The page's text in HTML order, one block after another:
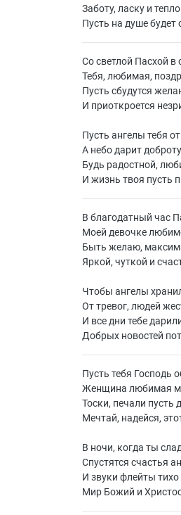
Заботу, ласку и
Пусть на душе будет
Со светлой Пасхой
Тебя, любимая,
Пусть сбудутся
И приоткроется
Пусть ангелы тебя
А небо дарит
Будь радостной,
И жизнь твоя пусть
В благодатный час
Моей девочке
Быть желаю,
Яркой, чуткой и
Чтобы ангелы
От тревог, людей
И все дни тебе
Добрых новостей
Пусть тебя Господь
Женщина любимая
Тоски, печали пусть
Мечтай, надейся,
В ночи, когда ты
Спустятся счастья
И звуки флейты
Мир Божий и